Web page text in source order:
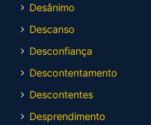
Desânimo
Descanso
Desconfiança
Descontentamento
Descontentes
Desprendimento